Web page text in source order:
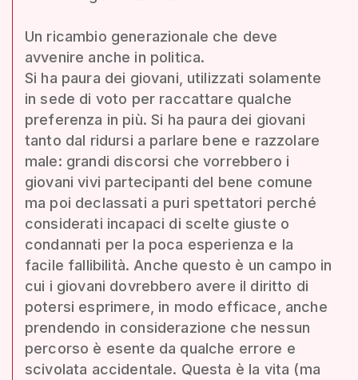
Un ricambio generazionale che deve
avvenire anche in politica.
Si ha paura dei giovani, utilizzati solamente
in sede di voto per raccattare qualche
preferenza in più. Si ha paura dei giovani
tanto dal ridursi a parlare bene e razzolare
male: grandi discorsi che vorrebbero i
giovani vivi partecipanti del bene comune
ma poi declassati a puri spettatori perché
considerati incapaci di scelte giuste o
condannati per la poca esperienza e la
facile fallibilità. Anche questo è un campo in
cui i giovani dovrebbero avere il diritto di
potersi esprimere, in modo efficace, anche
prendendo in considerazione che nessun
percorso è esente da qualche errore e
scivolata accidentale. Questa è la vita (ma